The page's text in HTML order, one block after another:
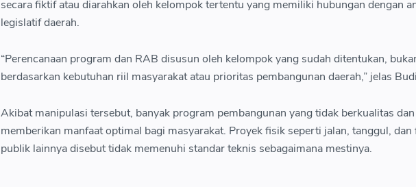
secara fiktif atau diarahkan oleh kelompok tertentu yang memiliki hubungan dengan
legislatif daerah.
“Perencanaan program dan RAB disusun oleh kelompok yang sudah ditentukan,
berdasarkan kebutuhan riil masyarakat atau prioritas pembangunan daerah,” jelas
Akibat manipulasi tersebut, banyak program pembangunan yang tidak berkualitas
memberikan manfaat optimal bagi masyarakat. Proyek fisik seperti jalan, tanggul, dan
publik lainnya disebut tidak memenuhi standar teknis sebagaimana mestinya.